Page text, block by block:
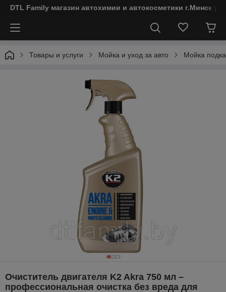
DTL Family магазин автохимии и автокосметики г.Минск
Товары и услуги Мойка и уход за авто Мойка
Очиститель двигателя K2 Akra 750 мл –
профессиональная очистка без вреда для